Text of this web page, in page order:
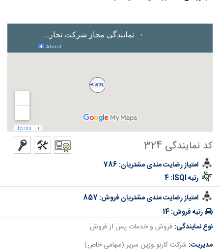
کد نمایندگی 324
امتیاز رضایت مندی مشتریان:
رتبه ISQI:
4
امتیاز رضایت مندی مشتریان فروش:
رتبه فروش:14
نوع نمایندگی: فروش و خدمات پس از فروش
مدیریت: شرکت کارنو وزین سریر (سهامی خاص)